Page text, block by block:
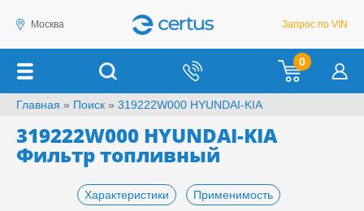
Москва Запрос по VIN
0
Главная » Поиск » 319222W000 HYUNDAI-KIA
319222W000 HYUNDAI-KIA
Фильтр топливный
Характеристики
Применимость